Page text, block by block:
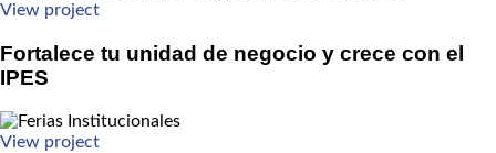
View project
Fortalece tu unidad de negocio y crece con el
IPES
View project